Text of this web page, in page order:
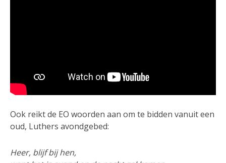
Ook reikt de EO woorden aan om te bidden vanuit een
oud, Luthers avondgebed:
Heer, blijf bij hen,